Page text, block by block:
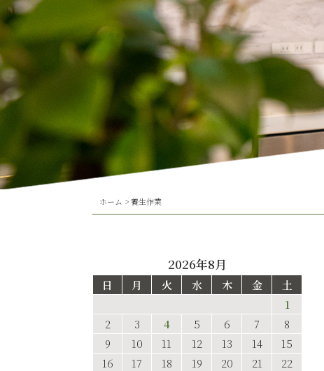
ホーム >養生作業
2026年8月
日 月 火 水 木 金
土
1
2
3 4 5 6 7
8
9
10 11 12 13 14
15
16
17 18 19 20 21
22